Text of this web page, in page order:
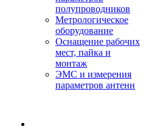
полупроводников
Метрологическое
оборудование
Оснащение рабочих
мест, пайка и
монтаж
ЭМС и измерения
параметров антенн